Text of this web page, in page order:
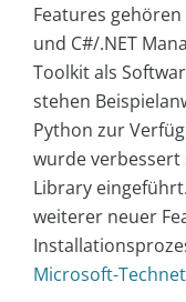
Features
und C#/.NET
Toolkit als
stehen
Python zur
wurde verbessert
Library
weiterer neuer
Microsoft-